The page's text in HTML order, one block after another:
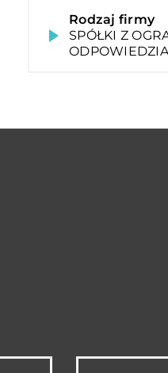
Rodzaj firmy
SPÓŁKI Z